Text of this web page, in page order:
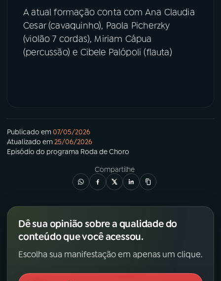
TikTok
A atual formação conta com Ana Claudia
Cesar (cavaquinho), Paola Picherzky
(violão 7 cordas), Miriam Cápua
(percussão) e Cibele Palópoli (flauta)
Publicado em07/05/2026
Atualizado em25/06/2026
Episódio do programa Roda de Choro
Compartilhe
Dê sua opinião sobre a qualidade do
conteúdo que você acessou.
Escolha sua manifestação em apenas um clique.